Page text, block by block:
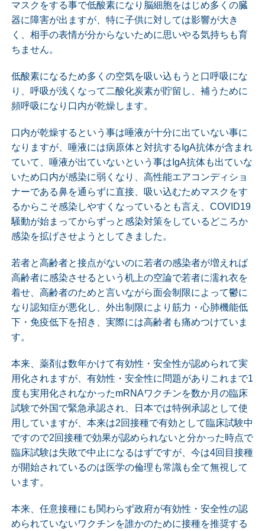
マスクをする事で低酸素になり脳細胞をはじめ多くの臓
器に障害が出ますが、特に子供に対しては影響が大き
く、相手の表情が分からないために思いやる気持ちも育
ちません。
低酸素になるため多くの空気を吸い込もうと口呼吸にな
り、呼吸が浅くなって二酸化炭素が貯留し、補うために
頻呼吸になり口内が乾燥します。
口内が乾燥するという事は唾液が十分に出ていない事に
なりますが、唾液には病原体と対抗するIgA抗体が含まれ
ていて、唾液が出ていないという事はIgA抗体も出ていな
いため口内が感染に弱くなり、高性能エアコンディショ
ナーである鼻を通らずに直接、吸い込むためマスクをす
るからこそ感染しやすくなっているとも言え、COVID19
騒動が始まってからずっと感染対策をしているどころか
感染を拡げさせようとしてきました。
若者と高齢者と接点がないのに若者の感染者が増えれば
高齢者に感染させるという机上の空論で若者に濡れ衣を
着せ、高齢者のためと言いながら面会制限によって鬱に
なり認知症が悪化し、外出制限により筋力・心肺機能低
下・免疫低下を招き、実際には高齢者も痛めつけていま
す。
本来、薬剤は数年かけて有効性・安全性が認められて実
用化されますが、有効性・安全性に問題がありこれまで1
度も実用化されなかったmRNAワクチンを数か月の臨床
試験で外国で緊急承認され、日本では特例承認として使
用していますが、本来は2回接種で有効として臨床試験中
ですので2回接種で効果が認められないと分かった時点で
臨床試験は失敗で中止になるはずですが、今は4回目接種
が開始されているのは医学の倫理も常識も全て無視して
います。
本来、任意接種にも関わらず政府が有効性・安全性の認
められていないワクチンを誰かのために接種を推奨する